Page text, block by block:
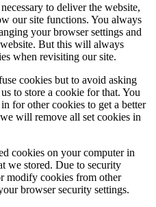
to deliver the website,
our site functions. You always
your browser settings and
But this will always
when revisiting our site.
cookies but to avoid asking
to store a cookie for that. You
for other cookies to get a better
will remove all set cookies in
cookies on your computer in
we stored. Due to security
modify cookies from other
browser security settings.